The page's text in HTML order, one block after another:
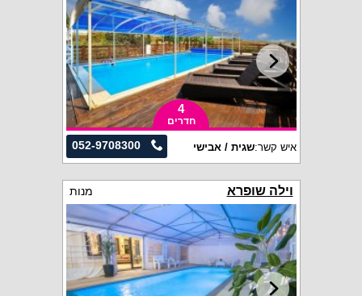
4
חדרים
052-9708300 איש קשר:שגית / אבישי
וילה שופרא מנות